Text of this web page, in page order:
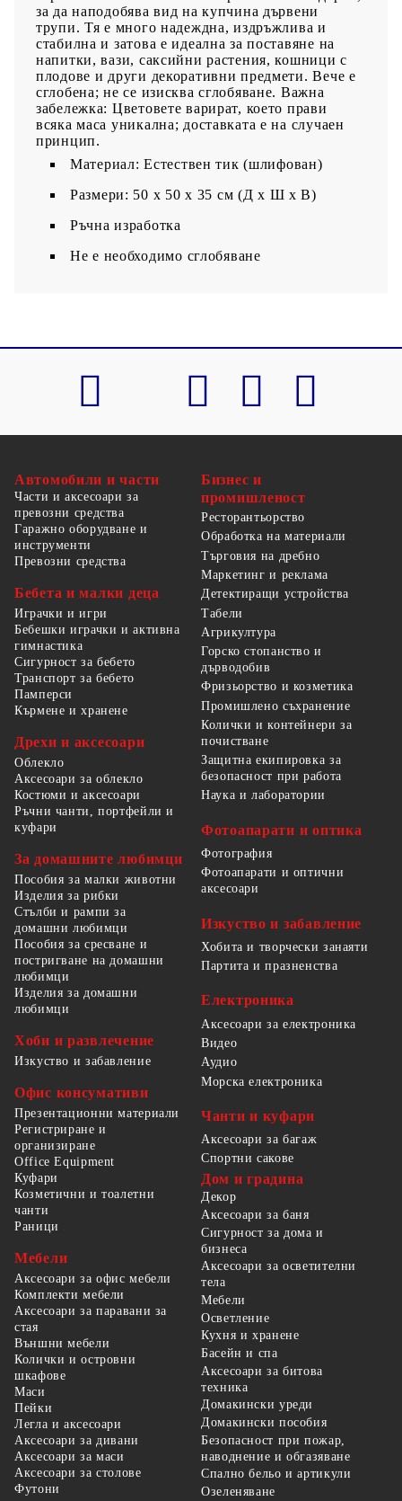
за да наподобява вид на купчина дървени
трупи. Тя е много надеждна, издръжлива и
стабилна и затова е идеална за поставяне на
напитки, вази, саксийни растения, кошници с
плодове и други декоративни предмети. Вече е
сглобена; не се изисква сглобяване. Важна
забележка: Цветовете варират, което прави
всяка маса уникална; доставката е на случаен
принцип.
Материал: Естествен тик (шлифован)
Размери: 50 х 50 х 35 см (Д x Ш x В)
Ръчна изработка
Не е необходимо сглобяване
Автомобили и части
Части и аксесоари за
превозни средства
Гаражно оборудване и
инструменти
Превозни средства
Бебета и малки деца
Играчки и игри
Бебешки играчки и активна
гимнастика
Сигурност за бебето
Транспорт за бебето
Памперси
Кърмене и хранене
Дрехи и аксесоари
Облекло
Аксесоари за облекло
Костюми и аксесоари
Ръчни чанти, портфейли и
куфари
За домашните любимци
Пособия за малки животни
Изделия за рибки
Стълби и рампи за
домашни любимци
Пособия за сресване и
постригване на домашни
любимци
Изделия за домашни
любимци
Хоби и развлечение
Изкуство и забавление
Офис консумативи
Презентационни материали
Регистриране и
организиране
Office Equipment
Бизнес и
промишленост
Ресторантьорство
Обработка на материали
Търговия на дребно
Маркетинг и реклама
Детектиращи устройства
Табели
Агрикултура
Горско стопанство и
дърводобив
Фризьорство и козметика
Промишлено съхранение
Колички и контейнери за
почистване
Защитна екипировка за
безопасност при работа
Наука и лаборатории
Фотоапарати и оптика
Фотография
Фотоапарати и оптични
аксесоари
Изкуство и забавление
Хобита и творчески занаяти
Партита и празненства
Електроника
Аксесоари за електроника
Видео
Аудио
Морска електроника
Чанти и куфари
Аксесоари за багаж
Спортни сакове
Куфари
Козметични и тоалетни
чанти
Раници
Мебели
Аксесоари за офис мебели
Комплекти мебели
Аксесоари за паравани за
стая
Външни мебели
Колички и островни
шкафове
Маси
Пейки
Легла и аксесоари
Аксесоари за дивани
Аксесоари за маси
Аксесоари за столове
Футони
Дом и градина
Декор
Аксесоари за баня
Сигурност за дома и
бизнеса
Аксесоари за осветителни
тела
Мебели
Осветление
Кухня и хранене
Басейн и спа
Аксесоари за битова
техника
Домакински уреди
Домакински пособия
Безопасност при пожар,
наводнение и обгазяване
Спално бельо и артикули
Озеленяване